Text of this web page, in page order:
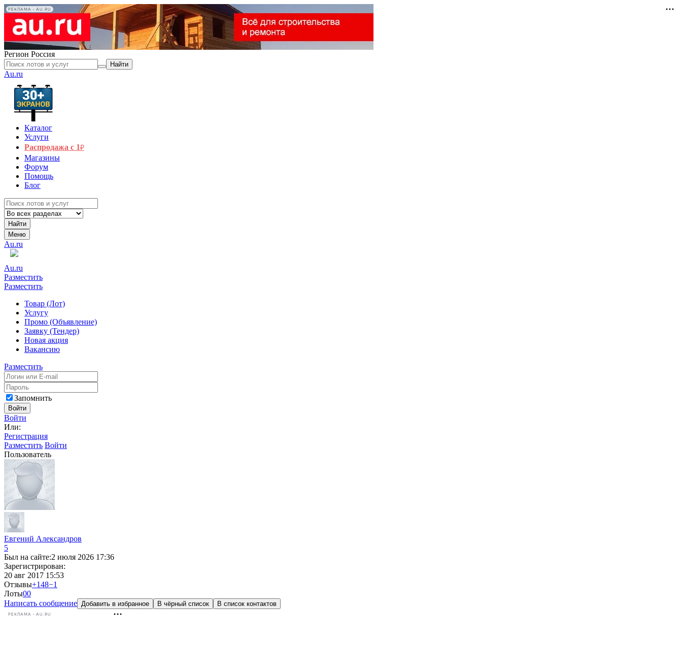
РЕКЛАМА • AU.RU
Регион Россия
Найти
Au.ru
Каталог
Услуги
Распродажа с 1₽
Магазины
Форум
Помощь
Блог
Найти
Меню
Au.ru
Au.ru
Разместить
Разместить
Товар (Лот)
Услугу
Промо (Объявление)
Заявку (Тендер)
Новая акция
Вакансию
Разместить
Запомнить
Войти
Войти
Или:
Регистрация
Разместить Войти
Пользователь
Евгений Александров
5
Был на сайте:2 июля 2026 17:36
Зарегистрирован:
20 авг 2017 15:53
Отзывы+148−1
Лоты00
Написать сообщение Добавить в избранное В чёрный список В список контактов
РЕКЛАМА • AU.RU